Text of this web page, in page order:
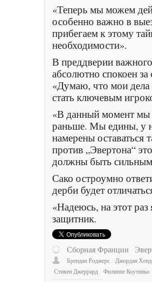
«Теперь мы можем
особенно важно в
прибегаем к этому
необходимости».
В преддверии
абсолютно спокоен за
«Думаю, что мои
стать ключевым
«В данный момент мы
раньше. Мы едины, у
намерены
против „Эвертона“
должны быть
Сако остроумно
дерби будет
«Надеюсь, на этот раз
защитник.
Сборная Франции
Брендан Роджерс
Джордан
Стивен Джеррард
Филиппе Коутиньо